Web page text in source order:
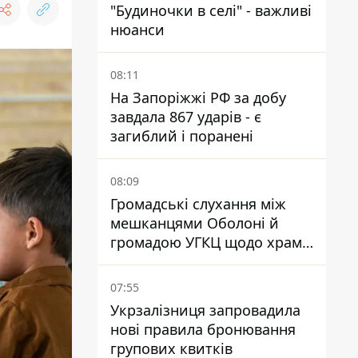
"Будиночки в селі" - важливі
нюанси
08:11
На Запоріжжі РФ за добу
завдала 867 ударів - є
загиблий і поранені
08:09
Громадські слухання між
мешканцями Оболоні й
громадою УГКЦ щодо храму
зірвалися
07:55
Укрзалізниця запровадила
нові правила бронювання
групових квитків